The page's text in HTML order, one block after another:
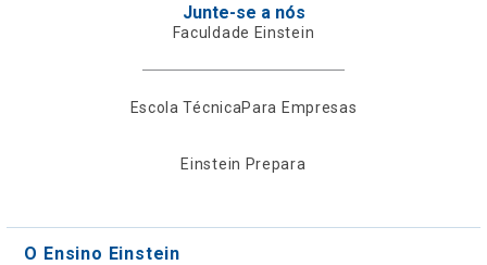
Junte-se a nós
Faculdade Einstein
Escola TécnicaPara Empresas
Einstein Prepara
O Ensino Einstein